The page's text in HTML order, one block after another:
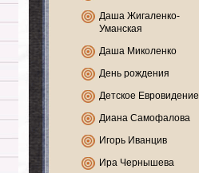
Даша Жигаленко-
Уманская
Даша Миколенко
День рождения
Детское Евровидение
Диана Самофалова
Игорь Иванцив
Ира Чернышева